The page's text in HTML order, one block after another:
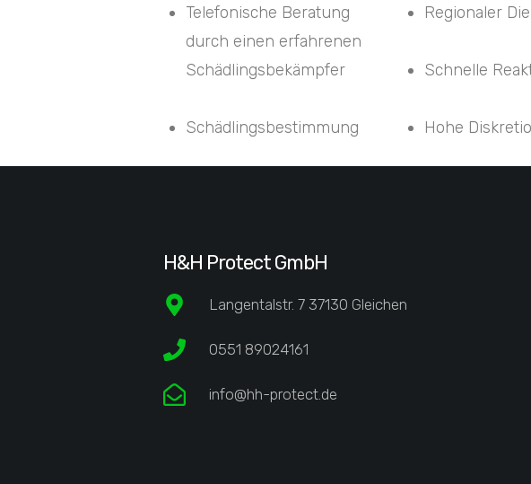
Telefonische Beratung
durch einen erfahrenen
Schädlingsbekämpfer
Schädlingsbestimmung
Regionaler
Schnelle
Hohe
H&H Protect GmbH
Langentalstr. 7 37130 Gleichen
0551 89024161
info@hh-protect.de